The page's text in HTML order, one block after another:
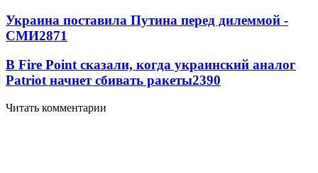
Украина поставила Путина перед дилеммой -
СМИ2871
В Fire Point сказали, когда украинский аналог
Patriot начнет сбивать ракеты2390
Читать комментарии